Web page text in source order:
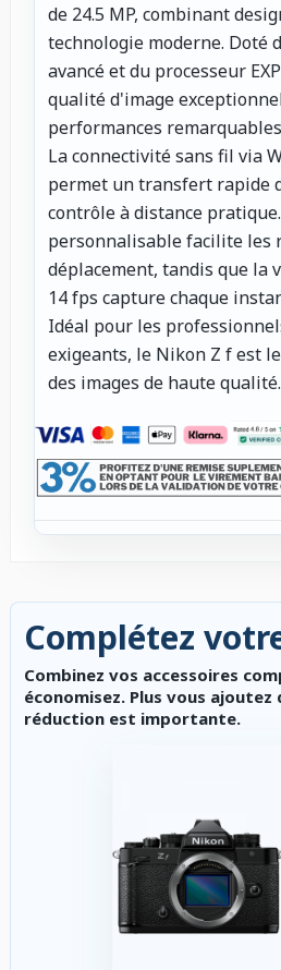
de 24.5 MP, combinant
technologie moderne. Doté
avancé et du processeur
qualité d'image
performances
La connectivité sans fil via
permet un transfert rapide
contrôle à distance
personnalisable facilite les
déplacement, tandis que la
14 fps capture chaque
Idéal pour les
exigeants, le Nikon Z f est
des images de haute qualité.
Complétez
Combinez vos accessoires
économisez. Plus vous
réduction est importante.